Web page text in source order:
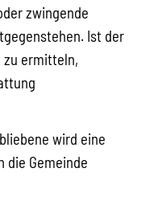
zwingende
Ist der
zu ermitteln,
wird eine
Gemeinde